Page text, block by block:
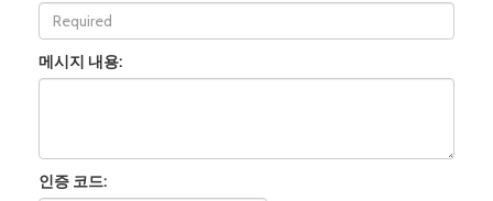
메시지 내용:
인증 코드: